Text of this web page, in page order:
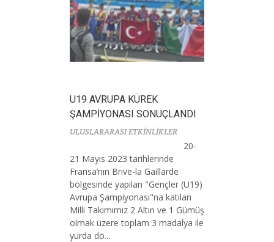
U19 AVRUPA KÜREK
ŞAMPİYONASI SONUÇLANDI
ULUSLARARASI ETKİNLİKLER
20-
21 Mayıs 2023 tarihlerinde
Fransa’nın Brive-la Gaillarde
bölgesinde yapılan "Gençler (U19)
Avrupa Şampiyonası"na katılan
Milli Takımımız 2 Altın ve 1 Gümüş
olmak üzere toplam 3 madalya ile
yurda dö...